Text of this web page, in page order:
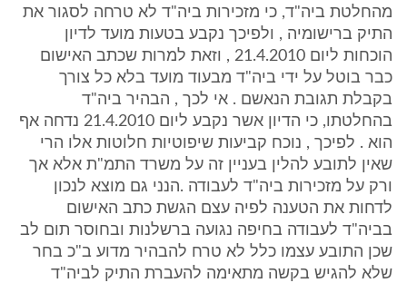
מהחלטת ביה"ד, כי מזכירות ביה"ד לא טרחה לסגור את
התיק ברישומיה , ולפיכך נקבע בטעות מועד לדיון
הוכחות ליום 21.4.2010 , וזאת למרות שכתב האישום
כבר בוטל על ידי ביה"ד מבעוד מועד בלא כל צורך
בקבלת תגובת הנאשם . אי לכך , הבהיר ביה"ד
בהחלטתו, כי הדיון אשר נקבע ליום 21.4.2010 נדחה אף
הוא . לפיכך , נוכח קביעות שיפוטיות חלוטות אלו הרי
שאין לתובע להלין בעניין זה על משרד התמ"ת אלא אך
ורק על מזכירות ביה"ד לעבודה .הנני גם מוצא לנכון
לדחות את הטענה לפיה עצם הגשת כתב האישום
בביה"ד לעבודה בחיפה נגועה ברשלנות ובחוסר תום לב
שכן התובע עצמו כלל לא טרח להבהיר מדוע ב"כ בחר
שלא להגיש בקשה מתאימה להעברת התיק לביה"ד